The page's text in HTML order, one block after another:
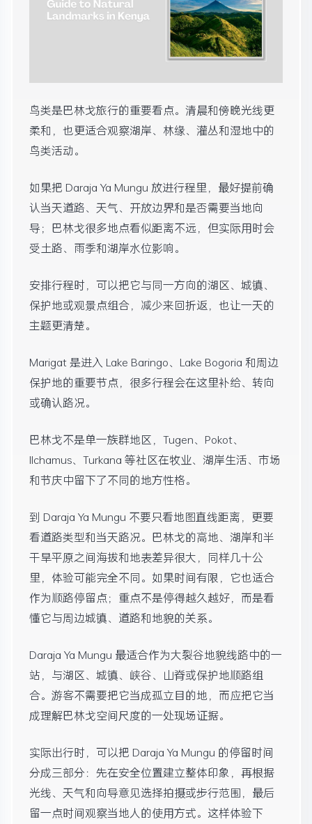
鸟类是巴林戈旅行的重要看点。清晨和傍晚光线更
柔和，也更适合观察湖岸、林缘、灌丛和湿地中的
鸟类活动。
如果把 Daraja Ya Mungu 放进行程里，最好提前确
认当天道路、天气、开放边界和是否需要当地向
导；巴林戈很多地点看似距离不远，但实际用时会
受土路、雨季和湖岸水位影响。
安排行程时，可以把它与同一方向的湖区、城镇、
保护地或观景点组合，减少来回折返，也让一天的
主题更清楚。
Marigat 是进入 Lake Baringo、Lake Bogoria 和周边
保护地的重要节点，很多行程会在这里补给、转向
或确认路况。
巴林戈不是单一族群地区，Tugen、Pokot、
Ilchamus、Turkana 等社区在牧业、湖岸生活、市场
和节庆中留下了不同的地方性格。
到 Daraja Ya Mungu 不要只看地图直线距离，更要
看道路类型和当天路况。巴林戈的高地、湖岸和半
干旱平原之间海拔和地表差异很大，同样几十公
里，体验可能完全不同。如果时间有限，它也适合
作为顺路停留点；重点不是停得越久越好，而是看
懂它与周边城镇、道路和地貌的关系。
Daraja Ya Mungu 最适合作为大裂谷地貌线路中的一
站，与湖区、城镇、峡谷、山脊或保护地顺路组
合。游客不需要把它当成孤立目的地，而应把它当
成理解巴林戈空间尺度的一处现场证据。
实际出行时，可以把 Daraja Ya Mungu 的停留时间
分成三部分：先在安全位置建立整体印象，再根据
光线、天气和向导意见选择拍摄或步行范围，最后
留一点时间观察当地人的使用方式。这样体验下